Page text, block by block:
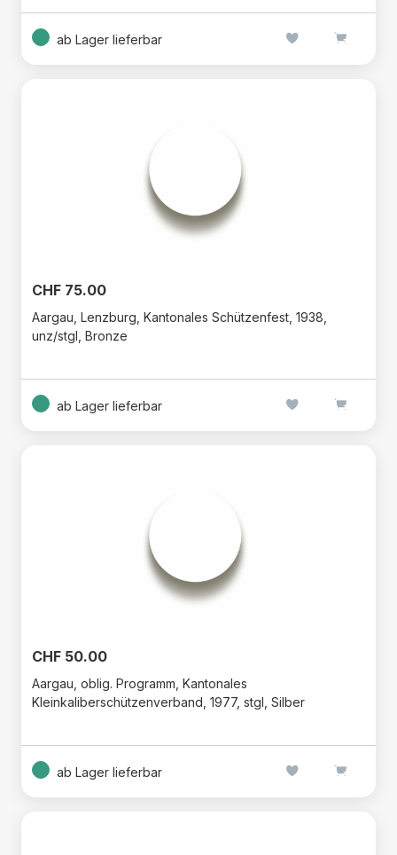
ab Lager lieferbar
CHF 75.00
Aargau, Lenzburg, Kantonales Schützenfest, 1938,
unz/stgl, Bronze
ab Lager lieferbar
CHF 50.00
Aargau, oblig. Programm, Kantonales
Kleinkaliberschützenverband, 1977, stgl, Silber
ab Lager lieferbar